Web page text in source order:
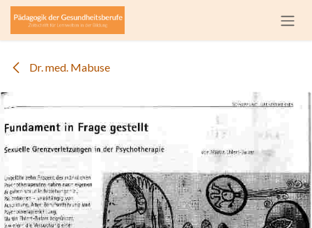
Zum Inhalt springen
Dr. med. Mabuse